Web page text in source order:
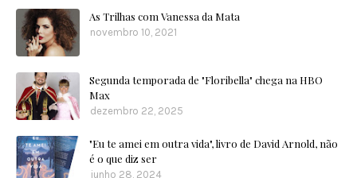
As Trilhas com Vanessa da Mata
novembro 10, 2021
Segunda temporada de "Floribella" chega na HBO
Max
dezembro 22, 2025
"Eu te amei em outra vida", livro de David Arnold, não
é o que diz ser
junho 28, 2024